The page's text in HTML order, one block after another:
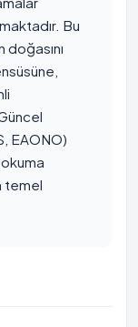
Bu
EAONO)
temel